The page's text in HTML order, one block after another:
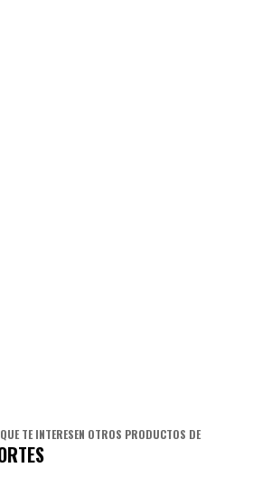
TE INTERESEN OTROS PRODUCTOS DE